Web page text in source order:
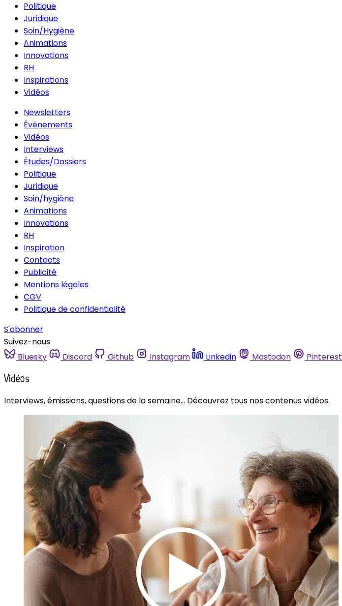
Politique
Juridique
Soin/Hygiène
Animations
Innovations
RH
Inspirations
Vidéos
Newsletters
Événements
Vidéos
Interviews
Études/Dossiers
Politique
Juridique
Soin/hygiène
Animations
Innovations
RH
Inspiration
Contacts
Publicité
Mentions légales
CGV
Politique de confidentialité
S'abonner
Suivez-nous
Bluesky
Discord Github Instagram Linkedin Mastodon Pinterest
Vidéos
Interviews, émissions, questions de la semaine... Découvrez tous nos contenus vidéos.